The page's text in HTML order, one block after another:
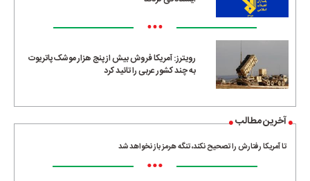
•••
رویترز: آمریکا فروش بیش از پنج هزار موشک پاتریوت
به چند کشور عربی را تائید کرد
آخرین مطالب
تا آمریکا رفتارش را تصحیح نکند، تنگه هرمز باز نخواهد شد
•••